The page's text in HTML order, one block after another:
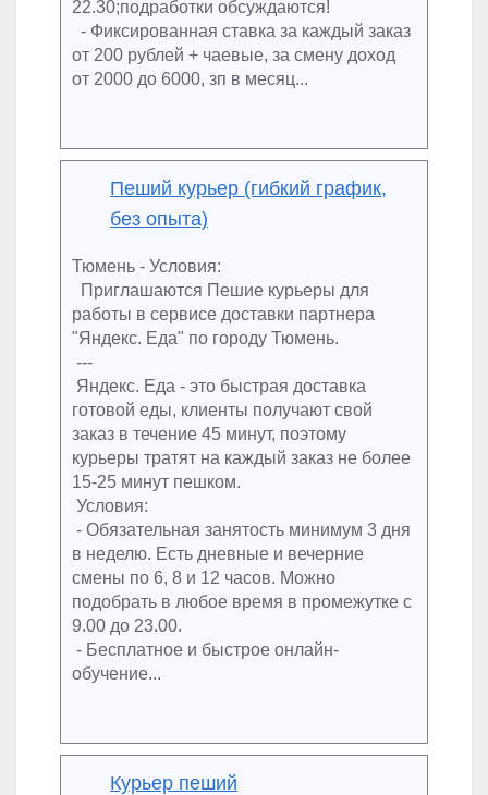
22.30;подработки обсуждаются!
- Фиксированная ставка за каждый заказ
от 200 рублей + чаевые, за смену доход
от 2000 до 6000, зп в месяц...
Пеший курьер (гибкий график,
без опыта)
Тюмень - Условия:
Приглашаются Пешие курьеры для
работы в сервисе доставки партнера
"Яндекс. Еда" по городу Тюмень.
---
Яндекс. Еда - это быстрая доставка
готовой еды, клиенты получают свой
заказ в течение 45 минут, поэтому
курьеры тратят на каждый заказ не более
15-25 минут пешком.
Условия:
- Обязательная занятость минимум 3 дня
в неделю. Есть дневные и вечерние
смены по 6, 8 и 12 часов. Можно
подобрать в любое время в промежутке с
9.00 до 23.00.
- Бесплатное и быстрое онлайн-
обучение...
Курьер пеший